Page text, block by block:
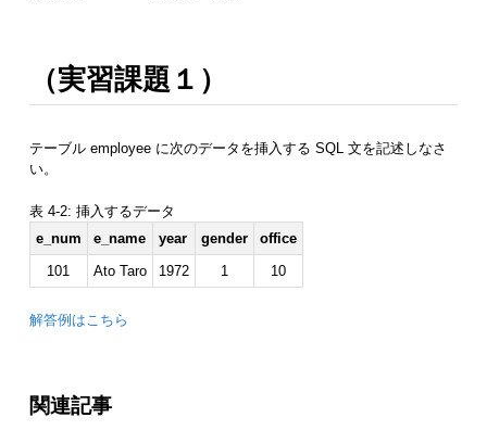
（実習課題１）
テーブル employee に次のデータを挿入する SQL 文を記述しなさ
い。
表 4-2: 挿入するデータ
e_num
e_name year gender
office
101
Ato Taro 1972 1 10
解答例はこちら
関連記事